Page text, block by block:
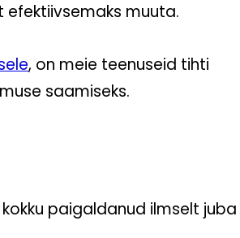
efektiivsemaks muuta.
, on meie teenuseid tihti
saamiseks.
paigaldanud ilmselt juba